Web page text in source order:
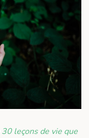
30 leçons de vie que